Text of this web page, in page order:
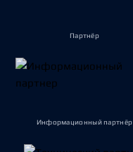
Партнёр
Информационный партнёр